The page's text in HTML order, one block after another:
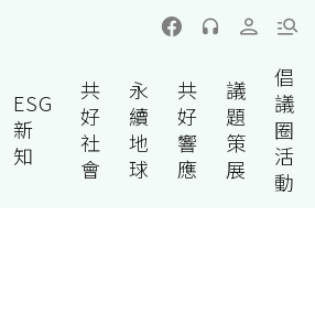
ESG
新
知
共
好
社
會
永
續
地
球
共
好
響
應
議
題
策
展
倡
議
圈
活
動